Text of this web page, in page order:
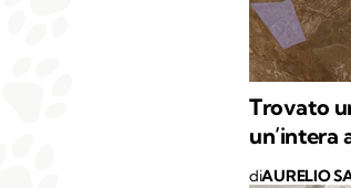
Trovato
un’intera
diAURELIO